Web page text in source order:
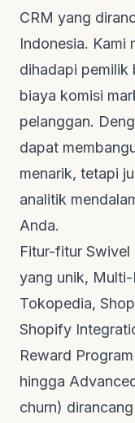
CRM yang
Indonesia. Kami
dihadapi pemilik
biaya komisi
pelanggan.
dapat
menarik, tetapi
analitik
Anda.
Fitur-fitur Swivel
yang unik,
Tokopedia,
Shopify
Reward
hingga
churn)